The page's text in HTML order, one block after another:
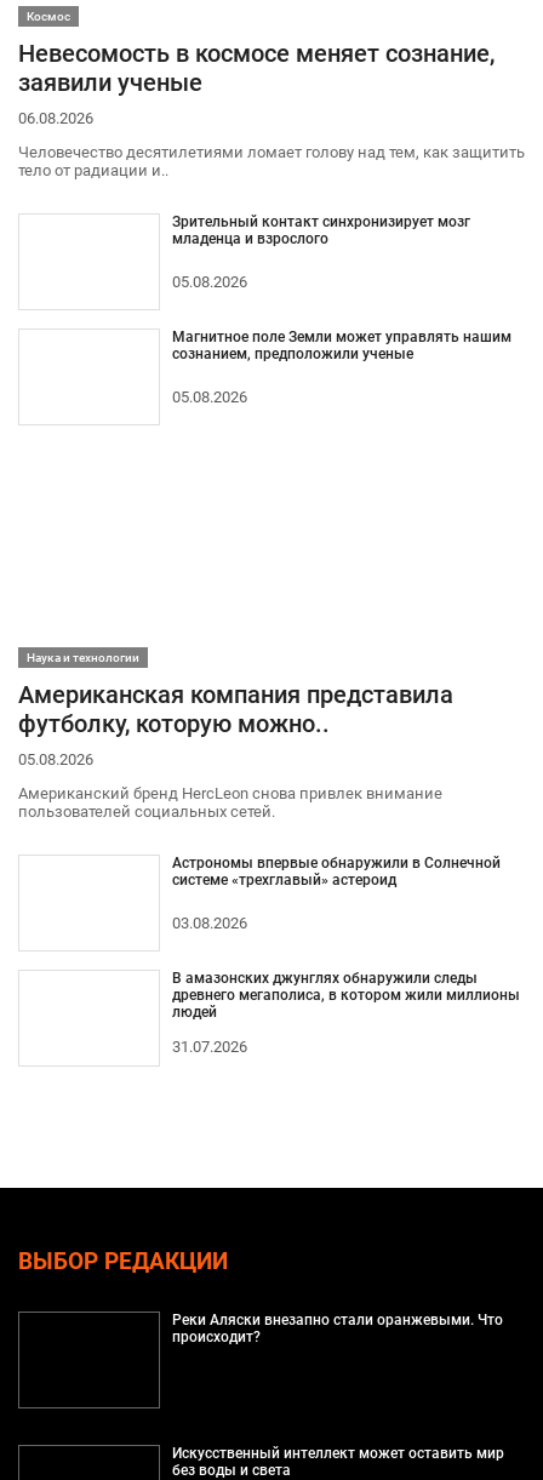
Космос
Невесомость в космосе меняет сознание,
заявили ученые
06.08.2026
Человечество десятилетиями ломает голову над тем, как защитить
тело от радиации и..
Зрительный контакт синхронизирует мозг
младенца и взрослого
05.08.2026
Магнитное поле Земли может управлять нашим
сознанием, предположили ученые
05.08.2026
Наука и технологии
Американская компания представила
футболку, которую можно..
05.08.2026
Американский бренд HercLeon снова привлек внимание
пользователей социальных сетей.
Астрономы впервые обнаружили в Солнечной
системе «трехглавый» астероид
03.08.2026
В амазонских джунглях обнаружили следы
древнего мегаполиса, в котором жили миллионы
людей
31.07.2026
ВЫБОР РЕДАКЦИИ
Реки Аляски внезапно стали оранжевыми. Что
происходит?
Искусственный интеллект может оставить мир
без воды и света